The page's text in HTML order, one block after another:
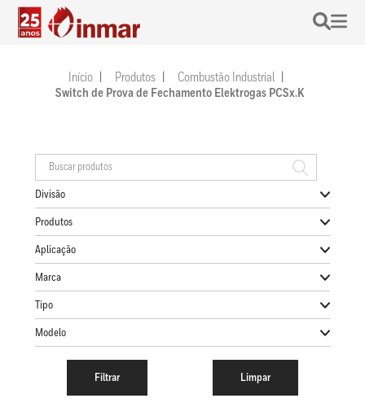
Início Produtos
Combustão Industrial
Switch de Prova de Fechamento Elektrogas PCSx.K
Divisão
Produtos
Aplicação
Marca
Tipo
Modelo